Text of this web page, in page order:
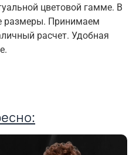
цветовой гамме. В
размеры. Принимаем
расчет. Удобная